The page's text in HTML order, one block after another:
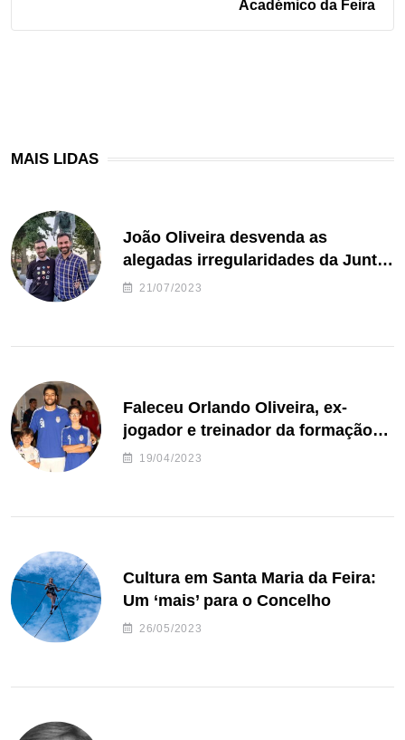
Académico da Feira
MAIS LIDAS
João Oliveira desvenda as
alegadas irregularidades da Junta
de Freguesia S. João de Ver
21/07/2023
Faleceu Orlando Oliveira, ex-
jogador e treinador da formação
de andebol do Feirense
19/04/2023
Cultura em Santa Maria da Feira:
Um ‘mais’ para o Concelho
26/05/2023